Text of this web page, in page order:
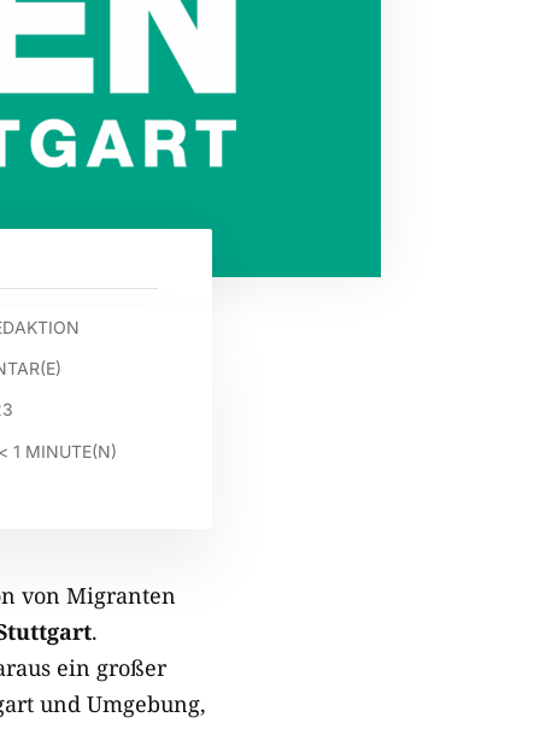
< 1 MINUTE(N)
von Migranten
.
ein großer
und Umgebung,